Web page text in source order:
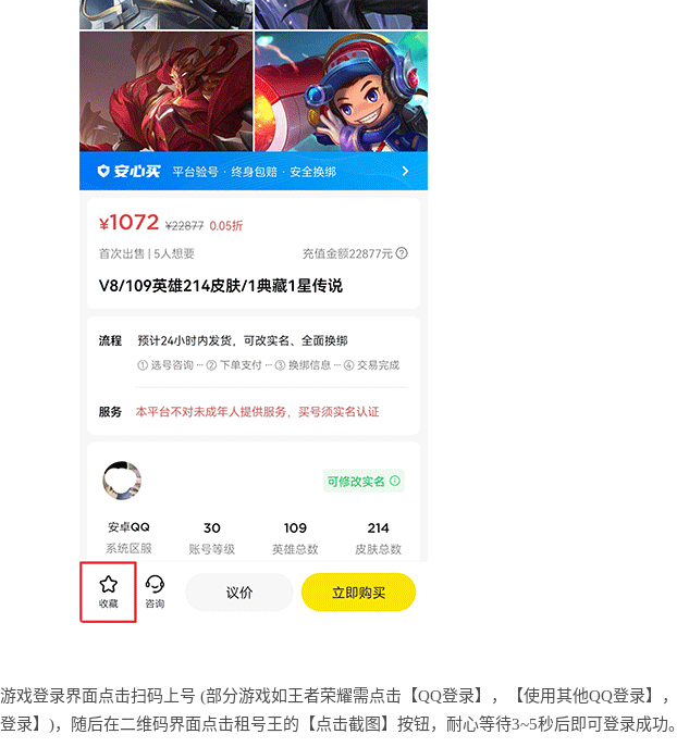
戏登录界面点击扫码上号 (部分游戏如王者荣耀需点击【QQ登录】，【使用其他QQ登录】，
录】)，随后在二维码界面点击租号王的【点击截图】按钮，耐心等待3~5秒后即可登录成功。